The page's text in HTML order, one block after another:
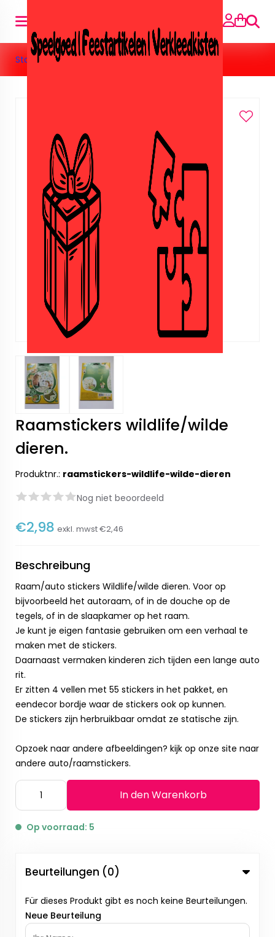
Suche
Startseite» Raamstickers wildlife/wilde dieren.
Raamstickers wildlife/wilde
dieren.
Produktnr.: raamstickers-wildlife-wilde-dieren
Nog niet beoordeeld
€2,98 exkl. mwst€2,46
Beschreibung
Raam/auto stickers Wildlife/wilde dieren. Voor op
bijvoorbeeld het autoraam, of in de douche op de
tegels, of in de slaapkamer op het raam.
Je kunt je eigen fantasie gebruiken om een verhaal te
maken met de stickers.
Daarnaast vermaken kinderen zich tijden een lange auto
rit.
Er zitten 4 vellen met 55 stickers in het pakket, en
eendecor bordje waar de stickers ook op kunnen.
De stickers zijn herbruikbaar omdat ze statische zijn.
Opzoek naar andere afbeeldingen? kijk op onze site naar
andere auto/raamstickers.
In den Warenkorb
Op voorraad: 5
Beurteilungen (0)
Für dieses Produkt gibt es noch keine Beurteilungen.
Neue Beurteilung